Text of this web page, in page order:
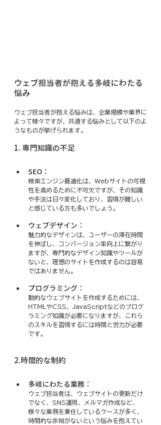
ウェブ担当者が抱える多岐にわたる
悩み
ウェブ担当者が抱える悩みは、企業規模や業界に
よって様々ですが、共通する悩みとして以下のよ
うなものが挙げられます。
1. 専門知識の不足
SEO：
検索エンジン最適化は、Webサイトの可視
性を高めるために不可欠ですが、その知識
や手法は日々変化しており、習得が難しい
と感じている方も多いでしょう。
ウェブデザイン：
魅力的なデザインは、ユーザーの滞在時間
を伸ばし、コンバージョン率向上に繋がり
ますが、専門的なデザイン知識やツールが
ないと、理想のサイトを作成するのは容易
ではありません。
プログラミング：
動的なウェブサイトを作成するためには、
HTMLやCSS、JavaScriptなどのプログ
ラミング知識が必要になりますが、これら
のスキルを習得するには時間と労力が必要
です。
2.時間的な制約
多岐にわたる業務：
ウェブ担当者は、ウェブサイトの更新だけ
でなく、SNS運用、メルマガ作成など、
様々な業務を兼任しているケースが多く、
時間的な余裕がないという悩みを抱えてい